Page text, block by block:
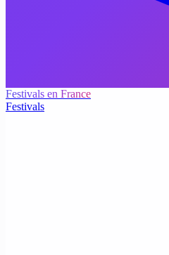
Festivals en France
Festivals